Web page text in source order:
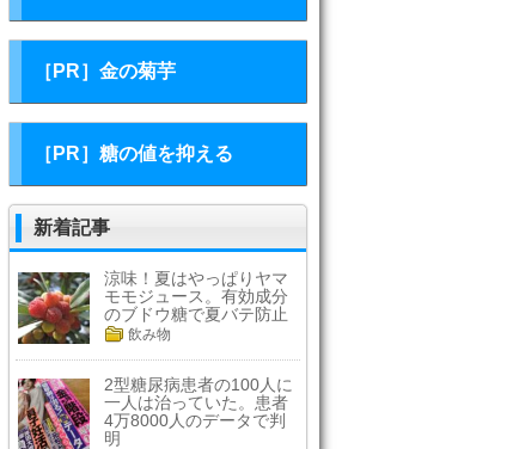
［PR］金の菊芋
［PR］糖の値を抑える
新着記事
涼味！夏はやっぱりヤマ
モモジュース。有効成分
のブドウ糖で夏バテ防止
飲み物
2型糖尿病患者の100人に
一人は治っていた。患者
4万8000人のデータで判
明